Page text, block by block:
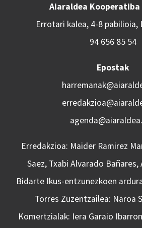
Aiaraldea
Errotari kalea, 4-8 pabilioia,
94 656 85 54
Epostak
Erredakzioa: Maider Ramirez
Saez, Txabi Alvarado
Bidarte Ikus-entzunezkoen
Torres Zuzentzailea: Naroa
Komertzialak: Iera Garaio